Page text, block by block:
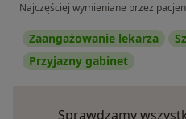
Najczęściej wymieniane przez
Zaangażowanie lekarza
Przyjazny gabinet
Sprawdzamy